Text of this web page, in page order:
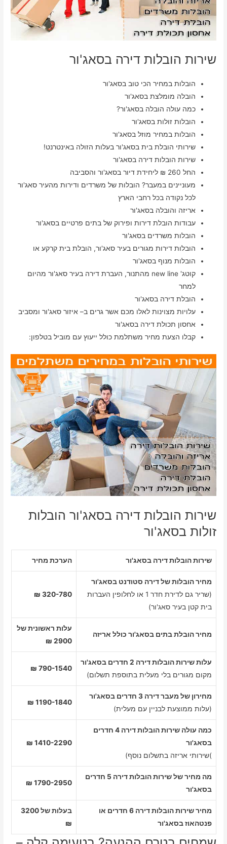
שירות הובלות דירה בסאג'ור
הובלות במחיר הכי טוב בסאג'ור
הובלה מומלצת בסאג'ור
כמה עולה הובלה בסאג'ור?
הובלות זולות בסאג'ור
הובלות במחיר מוזל בסאג'ור
שירותי הובלת בית בסאג'ור בעלות הזולה באינטרנט!
שירות הובלות דירה בסאג'ור
החל 260 ₪ ליחידת דיור בסאג'ור והסביבה
מעוניינים במעבר? הובלות של משרדים ודירות מהעיר סאג'ור
לכל נקודה בכל רחבי הארץ
אריזה והובלה בסאג'ור
עבודות הובלת דירות ופירוק של בתים פרטיים בסאג'ור
הובלות משרדים בסאג'ור
הובלות דירות מגורים בעיר סאג'ור, הובלת בית קרקע או
הובלות מנוף בסאג'ור
קוטג' new line מהתנור, העברת דירה בעיר סאג'ור מהיום
למחר
הובלת דירה בסאג'ור
עלויות מצוינות לאלו מכם אשר גרים ב– איזור סאג'ור ומסביב
אחסון תכולת דירה בסאג'ור
קבלו הצעת מחיר משתלמת כולל ייעוץ עם מוביל בטלפון:
שירות הובלות דירה בסאג'ור הובלות
זולות בסאג'ור
שירות הובלות דירה בסאג'ור הערכת מחיר
מחיר הובלות של דירה סטודנט בסאג'ור
(שריר גם לדירת חדר 1 או לחלופין העברות
בית קטן בעיר סאג'ור)
320-780 ₪
מחיר הובלת בתים בסאג'ור כולל אריזה
עלות ראשונית של
2900 ₪
עלות שירות הובלות דירה 2 חדרים בסאג'ור
מקום מגורים בלי מעלית בתוספת תשלום)
790-1540 ₪
מחירון של מעבר דירה 3 חדרים בסאג'ור
(עלות ממוצעת לבניין עם מעלית)
1190-1840 ₪
כמה עולה שירות הובלות דירה 4 חדרים
בסאג'ור
)שירותי אריזה בתשלום נוסף)
1410-2290 ₪
מה מחיר של שירות הובלות דירה 5 חדרים
בסאג'ור
1790-2950 ₪
מחיר שירות הובלות דירה 6 חדרים או
פנטהאוז בסאג'ור
בעלות של 3200
₪